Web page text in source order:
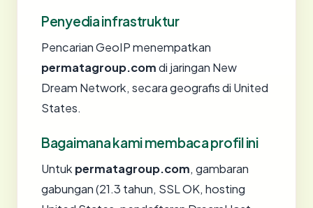
Penyedia infrastruktur
Pencarian GeoIP menempatkan
permatagroup.comdi jaringan New
Dream Network, secara geografis di United
States.
Bagaimana kami membaca profil ini
Untuk permatagroup.com, gambaran
gabungan (21.3 tahun, SSL OK, hosting